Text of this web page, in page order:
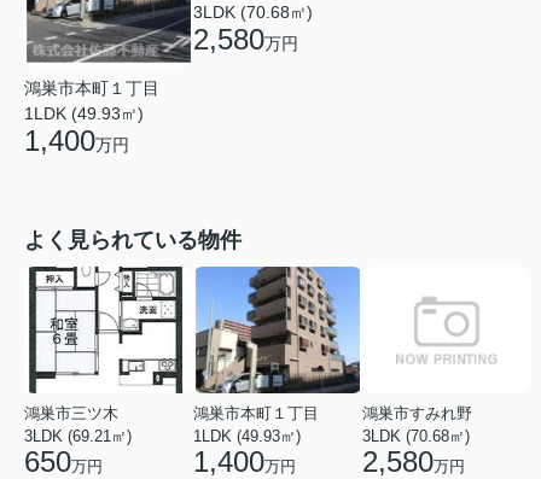
鴻巣市本町１丁目
1LDK (49.93㎡)
1,400万円
3LDK (70.68㎡)
2,580万円
よく見られている物件
鴻巣市三ツ木
3LDK (69.21㎡)
650万円
鴻巣市本町１丁目
1LDK (49.93㎡)
1,400万円
鴻巣市すみれ野
3LDK (70.68㎡)
2,580万円